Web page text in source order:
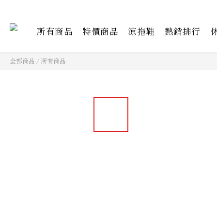
所有商品 特價商品 涼拖鞋 熱銷排行
全部商品 / 所有商品